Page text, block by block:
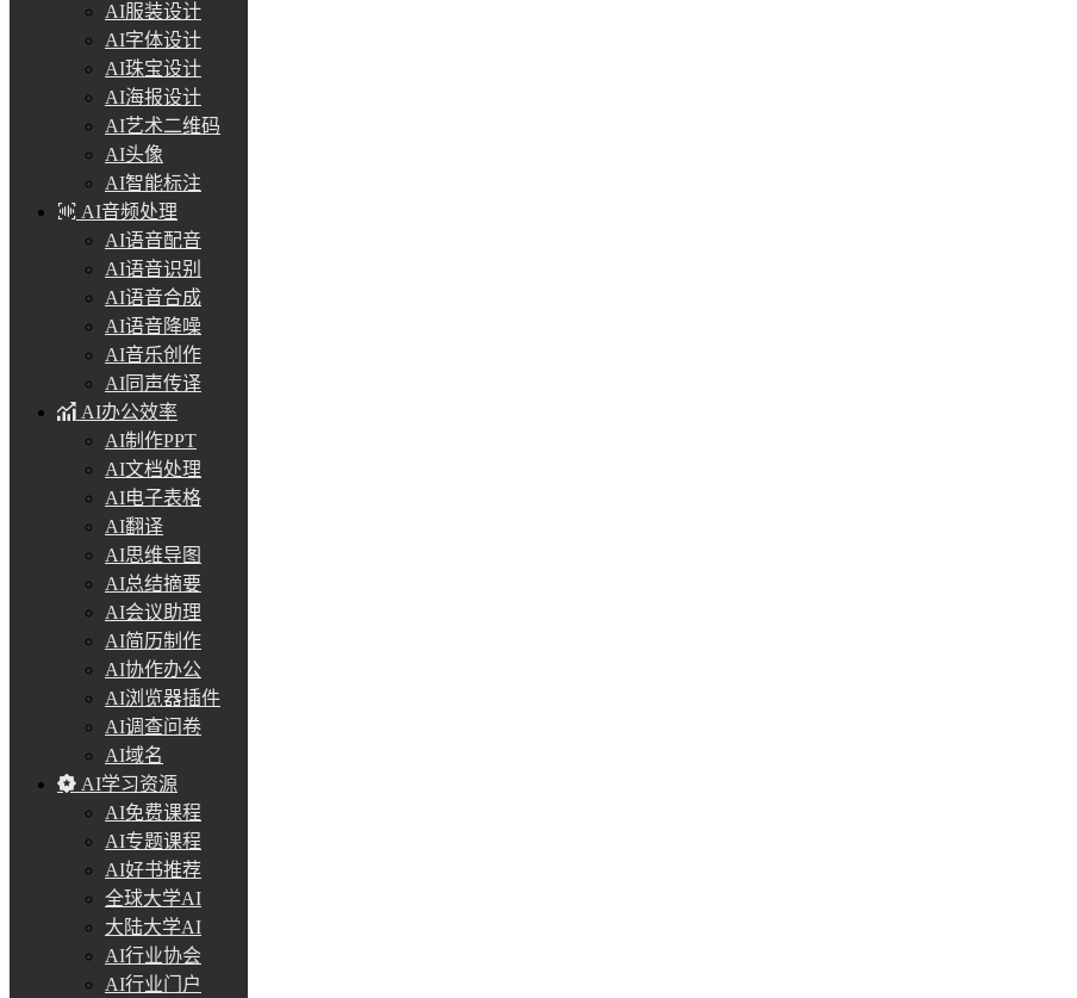
AI服装设计
AI字体设计
AI珠宝设计
AI海报设计
AI艺术二维码
AI头像
AI智能标注
AI音频处理
AI语音配音
AI语音识别
AI语音合成
AI语音降噪
AI音乐创作
AI同声传译
AI办公效率
AI制作PPT
AI文档处理
AI电子表格
AI翻译
AI思维导图
AI总结摘要
AI会议助理
AI简历制作
AI协作办公
AI浏览器插件
AI调查问卷
AI域名
AI学习资源
AI免费课程
AI专题课程
AI好书推荐
全球大学AI
大陆大学AI
AI行业协会
AI行业门户